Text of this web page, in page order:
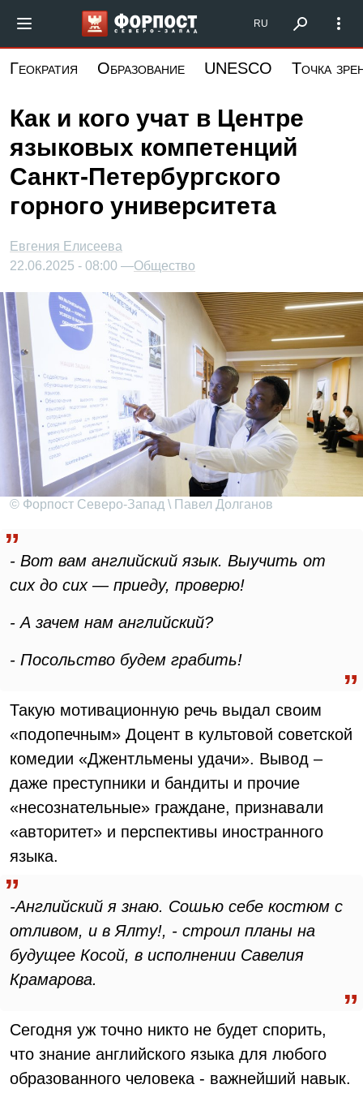
основному
Форпост Северо-Запад
RU
Геократия Образование UNESCO Точка
Как и кого учат в Центре
языковых компетенций
Санкт-Петербургского
горного университета
Евгения Елисеева
22.06.2025 - 08:00 —Общество
© Форпост Северо-Запад \ Павел Долганов
- Вот вам английский язык. Выучить от
сих до сих — приеду, проверю!
- А зачем нам английский?
- Посольство будем грабить!
Такую мотивационную речь выдал своим
«подопечным» Доцент в культовой советской
комедии «Джентльмены удачи». Вывод –
даже преступники и бандиты и прочие
«несознательные» граждане, признавали
«авторитет» и перспективы иностранного
языка.
-Английский я знаю. Сошью себе костюм с
отливом, и в Ялту!, - строил планы на
будущее Косой, в исполнении Савелия
Крамарова.
Сегодня уж точно никто не будет спорить,
что знание английского языка для любого
образованного человека - важнейший навык.